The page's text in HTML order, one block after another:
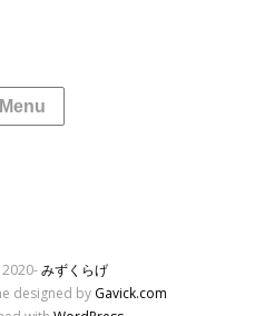
みずくらげ
designed by Gavick.com